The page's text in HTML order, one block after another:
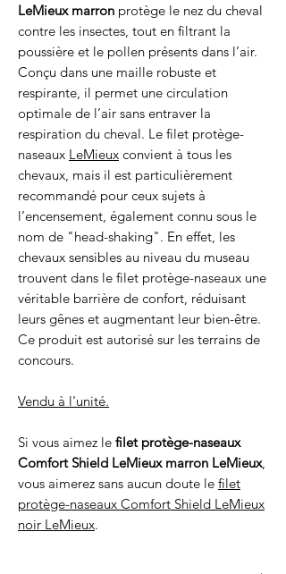
LeMieux marron protège le nez du cheval
contre les insectes, tout en filtrant la
poussière et le pollen présents dans l’air.
Conçu dans une maille robuste et
respirante, il permet une circulation
optimale de l’air sans entraver la
respiration du cheval. Le filet protège-
naseaux LeMieux convient à tous les
chevaux, mais il est particulièrement
recommandé pour ceux sujets à
l’encensement, également connu sous le
nom de "head-shaking". En effet, les
chevaux sensibles au niveau du museau
trouvent dans le filet protège-naseaux une
véritable barrière de confort, réduisant
leurs gênes et augmentant leur bien-être.
Ce produit est autorisé sur les terrains de
concours.
Vendu à l'unité.
Si vous aimez le filet protège-naseaux
Comfort Shield LeMieux marron LeMieux,
vous aimerez sans aucun doute le filet
protège-naseaux Comfort Shield LeMieux
noir LeMieux.